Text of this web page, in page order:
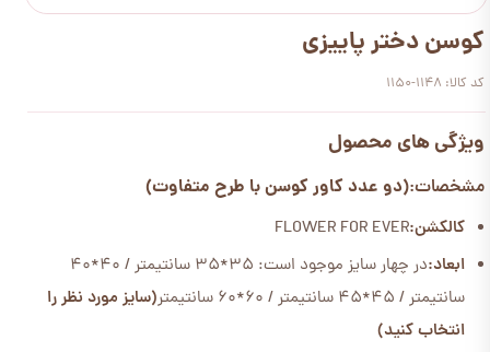
کوسن دختر پاییزی
کد کالا: 1148-1150
ویژگی های محصول
مشخصات:(دو عدد کاور کوسن با طرح متفاوت)
کالکشن:FLOWER FOR EVER
ابعاد:
در چهار سایز موجود است: 35*35 سانتیمتر / 40*40
سانتیمتر / 45*45 سانتیمتر / 60*60 سانتیمتر
(سایز مورد نظر را
انتخاب کنید)